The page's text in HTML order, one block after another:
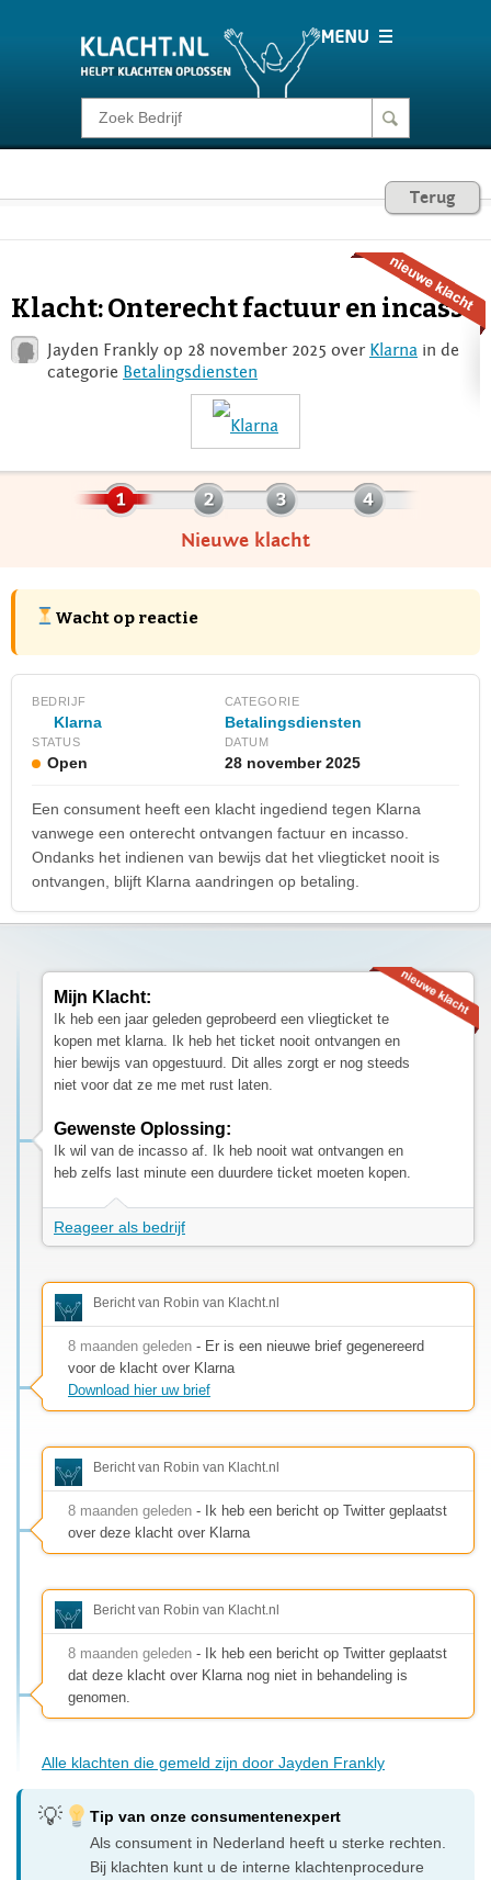
Klacht melden
Consumentenrecht Terug
Klacht: Onterecht factuur en incasso
Jayden Frankly op 28 november 2025 over Klarna in de
categorie Betalingsdiensten
Nieuwe klacht
Wacht op reactie
BEDRIJF
Klarna
CATEGORIE
Betalingsdiensten
STATUS
Open
DATUM
28 november 2025
Een consument heeft een klacht ingediend tegen Klarna
vanwege een onterecht ontvangen factuur en incasso.
Ondanks het indienen van bewijs dat het vliegticket nooit is
ontvangen, blijft Klarna aandringen op betaling.
Mijn Klacht:
Ik heb een jaar geleden geprobeerd een vliegticket te
kopen met klarna. Ik heb het ticket nooit ontvangen en
hier bewijs van opgestuurd. Dit alles zorgt er nog steeds
niet voor dat ze me met rust laten.
Gewenste Oplossing:
Ik wil van de incasso af. Ik heb nooit wat ontvangen en
heb zelfs last minute een duurdere ticket moeten kopen.
Reageer als bedrijf
Bericht van Robin van Klacht.nl
8 maanden geleden - Er is een nieuwe brief gegenereerd
voor de klacht over Klarna
Download hier uw brief
Bericht van Robin van Klacht.nl
8 maanden geleden - Ik heb een bericht op Twitter geplaatst
over deze klacht over Klarna
Bericht van Robin van Klacht.nl
8 maanden geleden - Ik heb een bericht op Twitter geplaatst
dat deze klacht over Klarna nog niet in behandeling is
genomen.
Alle klachten die gemeld zijn door Jayden Frankly
Tip van onze consumentenexpert
Als consument in Nederland heeft u sterke rechten.
Bij klachten kunt u de interne klachtenprocedure